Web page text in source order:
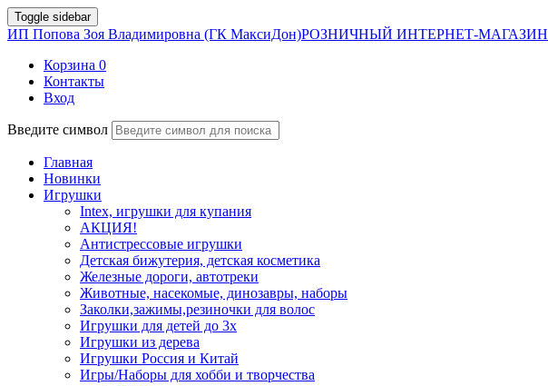
Toggle sidebar
ИП Попова Зоя Владимировна (ГК МаксиДон)РОЗНИЧНЫЙ ИНТЕРНЕТ-МАГАЗИН
Корзина 0
Контакты
Вход
Введите символ
Главная
Новинки
Игрушки
Intex, игрушки для купания
АКЦИЯ!
Антистрессовые игрушки
Детская бижутерия, детская косметика
Железные дороги, автотреки
Животные, насекомые, динозавры, наборы
Заколки,зажимы,резиночки для волос
Игрушки для детей до 3х
Игрушки из дерева
Игрушки Россия и Китай
Игры/Наборы для хобби и творчества